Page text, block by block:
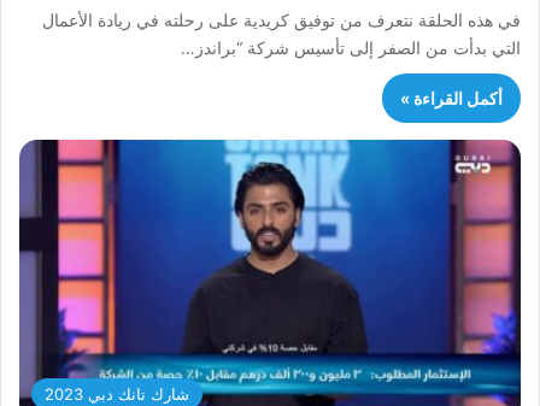
في هذه الحلقة نتعرف من توفيق كريدية على رحلته في ريادة الأعمال
التي بدأت من الصفر إلى تأسيس شركة “براندز…
أكمل القراءة »
شارك تانك دبي 2023